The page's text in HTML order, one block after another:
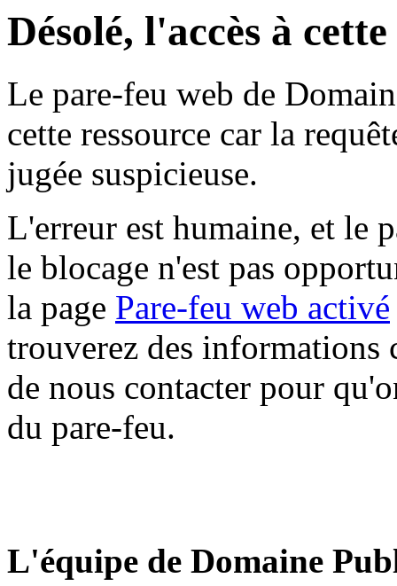
Désolé, l'accès à
Le pare-feu web de
cette ressource car la
jugée suspicieuse.
L'erreur est humaine, et le
le blocage n'est pas
la page Pare-feu web activé
trouverez des informations
de nous contacter pour
du pare-feu.
L'équipe de Domaine